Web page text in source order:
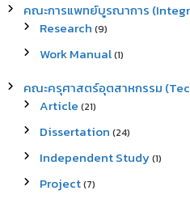
คณะการแพทย์บูรณาการ
Research (9)
Work Manual(1)
คณะครุศาสตร์อุตสาหกรรม
Article (21)
Dissertation (24)
Independent Study(1)
Project(7)